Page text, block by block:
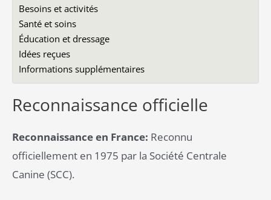
Besoins et activités
Santé et soins
Éducation et dressage
Idées reçues
Informations supplémentaires
Reconnaissance officielle
Reconnaissance en France: Reconnu
officiellement en 1975 par la Société Centrale
Canine (SCC).